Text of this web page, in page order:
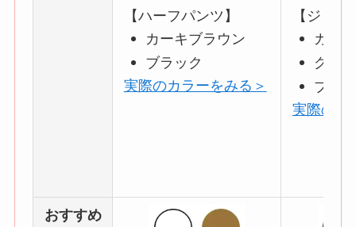
【ハーフパンツ】
カーキブラウン
ブラック
実際のカラーをみる＞
【ジョ
カーキ
グレー
ブラ
実際のカ
おすすめ